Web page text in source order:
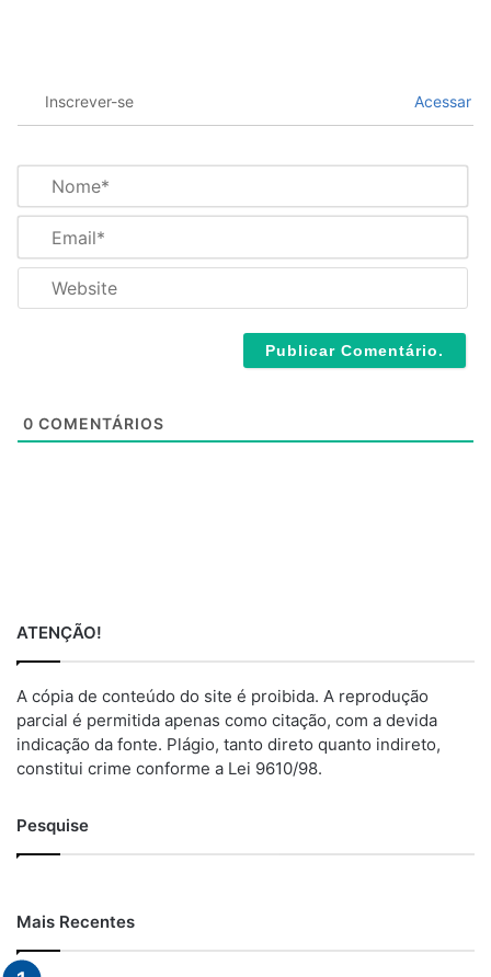
Inscrever-se Acessar
m
*a
l
0 COMENTÁRIOS
ATENÇÃO!
A cópia de conteúdo do site é proibida. A reprodução
parcial é permitida apenas como citação, com a devida
indicação da fonte. Plágio, tanto direto quanto indireto,
constitui crime conforme a Lei 9610/98.
Pesquise
Mais Recentes